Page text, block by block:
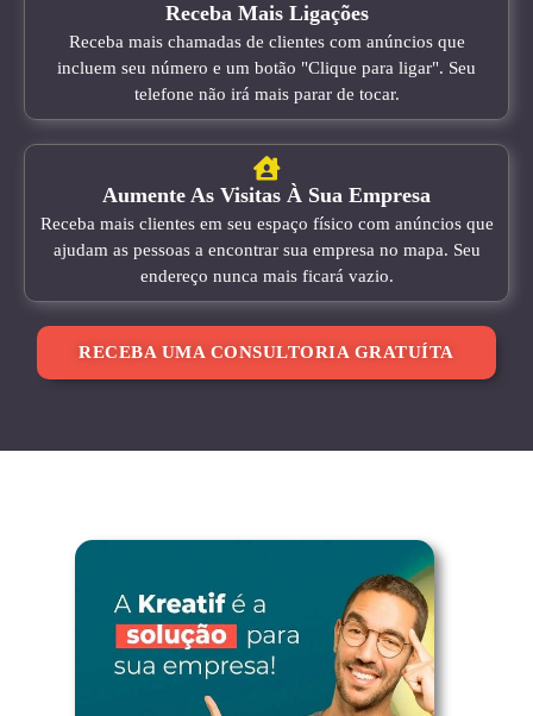
Receba Mais Ligações
Receba mais chamadas de clientes com anúncios que
incluem seu número e um botão "Clique para ligar". Seu
telefone não irá mais parar de tocar.
Aumente As Visitas À Sua Empresa
Receba mais clientes em seu espaço físico com anúncios que
ajudam as pessoas a encontrar sua empresa no mapa. Seu
endereço nunca mais ficará vazio.
RECEBA UMA CONSULTORIA GRATUÍTA